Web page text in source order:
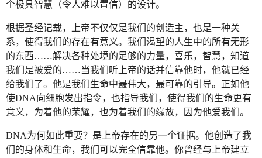
个极具智慧（令人难以置信）的设计。
根据圣经记载，上帝不仅仅是我们的创造主，也是一种关
系，使得我们的存在有意义。我们渴望的人生中的所有无形
的东西……解决各种处境的足够的力量，喜乐，智慧，知道
我们是被爱的……当我们听上帝的话并信靠他时，他就已经
给我们了。他是我们生命中最伟大，最可靠的引导。正如他
使DNA向细胞发出指令，也指导我们，使得我们的生命更有
意义，为着他的荣耀，也为着我们的缘故，因为他爱我们。
DNA为何如此重要？是上帝存在的另一个证据。他创造了我
们的身体和生命，我们可以完全信靠他。你曾经与上帝建立